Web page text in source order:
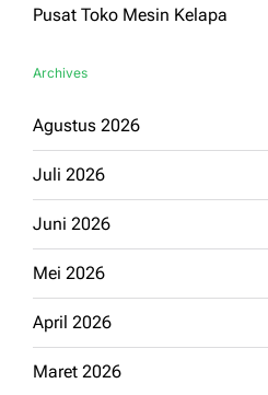
Pusat Toko Mesin Kelapa
Archives
Agustus 2026
Juli 2026
Juni 2026
Mei 2026
April 2026
Maret 2026